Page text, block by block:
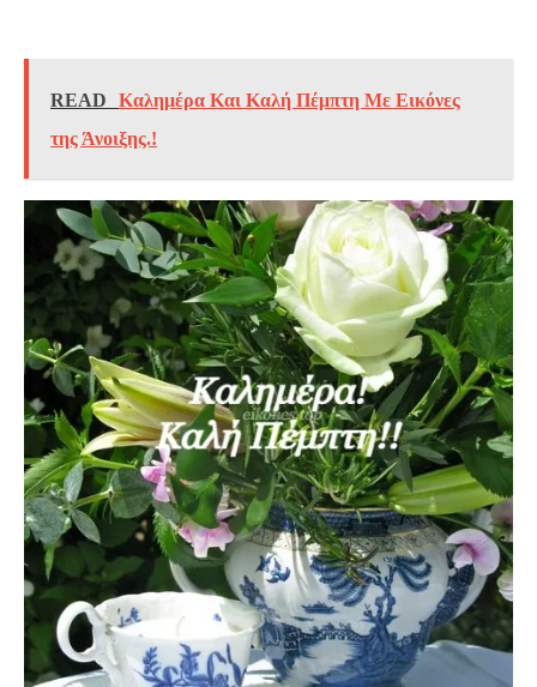
READ
Καλημέρα Και Καλή Πέμπτη Με Εικόνες
της Άνοιξης.!